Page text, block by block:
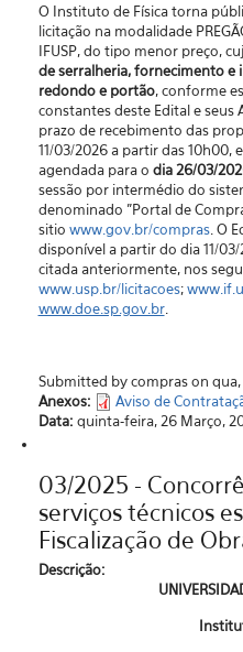
O Instituto de Física torna
licitação na modalidade
IFUSP, do tipo menor preço,
de serralheria, fornecimento e
redondo e portão, conforme
constantes deste Edital e seus
prazo de recebimento das
11/03/2026 a partir das 10h00,
agendada para o dia 26/03/
sessão por intermédio do
denominado "Portal de
sitio www.gov.br/compras. O
disponível a partir do dia 11/
citada anteriormente, nos
www.usp.br/licitacoes;
www.doe.sp.gov.br.
Submitted by compras on qua,
Anexos:
Aviso de
Data: quinta-feira, 26 Março,
03/2025 -
serviços técnicos
Fiscalização de
Descrição: